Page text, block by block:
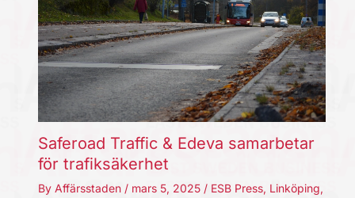
Saferoad Traffic & Edeva samarbetar
för trafiksäkerhet
By Affärsstaden / mars 5, 2025 / ESB Press, Linköping,